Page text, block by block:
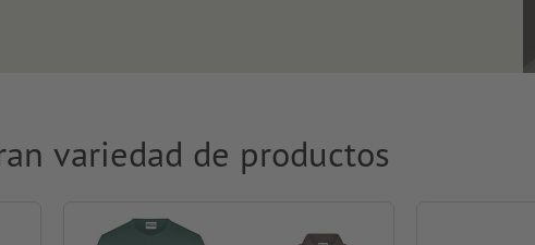
variedad de productos